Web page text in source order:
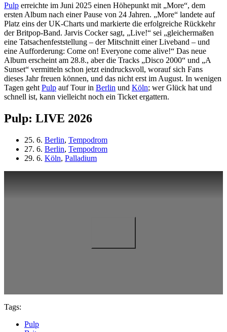
Pulp erreichte im Juni 2025 einen Höhepunkt mit „More“, dem
ersten Album nach einer Pause von 24 Jahren. „More“ landete auf
Platz eins der UK-Charts und markierte die erfolgreiche Rückkehr
der Britpop-Band. Jarvis Cocker sagt, „Live!“ sei „gleichermaßen
eine Tatsachenfeststellung – der Mitschnitt einer Liveband – und
eine Aufforderung: Come on! Everyone come alive!“ Das neue
Album erscheint am 28.8., aber die Tracks „Disco 2000“ und „A
Sunset“ vermitteln schon jetzt eindrucksvoll, worauf sich Fans
dieses Jahr freuen können, und das nicht erst im August. In wenigen
Tagen geht Pulp auf Tour in Berlin und Köln; wer Glück hat und
schnell ist, kann vielleicht noch ein Ticket ergattern.
Pulp: LIVE 2026
25. 6. Berlin, Tempodrom
27. 6. Berlin, Tempodrom
29. 6. Köln, Palladium
Tags:
Pulp